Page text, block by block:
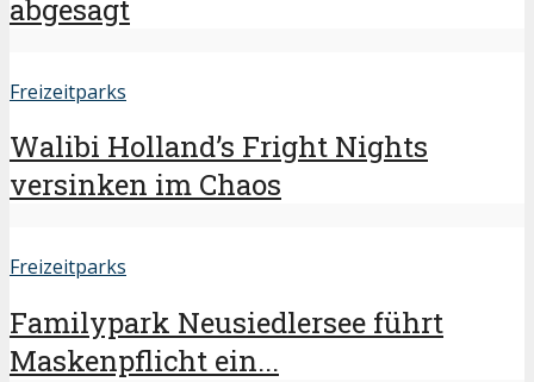
abgesagt
Freizeitparks
Walibi Holland’s Fright Nights
versinken im Chaos
Freizeitparks
Familypark Neusiedlersee führt
Maskenpflicht ein...